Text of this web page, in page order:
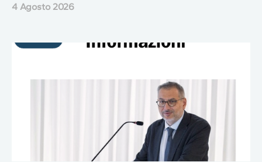
4 Agosto 2026